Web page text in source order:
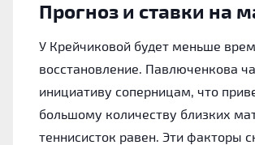
Прогноз и ставки на
У Крейчиковой будет меньше
восстановление. Павлюченкова
инициативу соперницам, что
большому количеству близких
теннисисток равен. Эти факторы